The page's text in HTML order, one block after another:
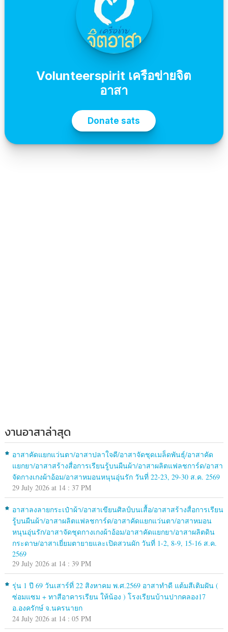
งานอาสาล่าสุด
อาสาคัดแยกแว่นตา/อาสาปลาใจดี/อาสาจัดชุดเมล็ดพันธุ์/อาสาคัด
แยกยา/อาสาสร้างสื่อการเรียนรู้บนผืนผ้า/อาสาผลิตแฟลชการ์ด/อาสา
จัดกางเกงผ้าอ้อม/อาสาหมอนหนุนอุ่นรัก วันที่ 22-23, 29-30 ส.ค. 2569
29 July 2026 at 14 : 37 PM
อาสาลงลายกระเป๋าผ้า/อาสาเขียนศิลป์บนเสื้อ/อาสาสร้างสื่อการเรียน
รู้บนผืนผ้า/อาสาผลิตแฟลชการ์ด/อาสาคัดแยกแว่นตา/อาสาหมอน
หนุนอุ่นรัก/อาสาจัดชุดกางเกงผ้าอ้อม/อาสาคัดแยกยา/อาสาผลิตดิน
กระดาษ/อาสาเยี่ยมตายายและเปิดสวนผัก วันที่ 1-2, 8-9, 15-16 ส.ค.
2569
29 July 2026 at 14 : 39 PM
รุ่น 1 ปี 69 วันเสาร์ที่ 22 สิงหาคม พ.ศ.2569 อาสาทำดี แต้มสีเติมฝัน (
ซ่อมแซม + ทาสีอาคารเรียน ให้น้อง ) โรงเรียนบ้านปากคลอง17
อ.องครักษ์ จ.นครนายก
24 July 2026 at 14 : 05 PM